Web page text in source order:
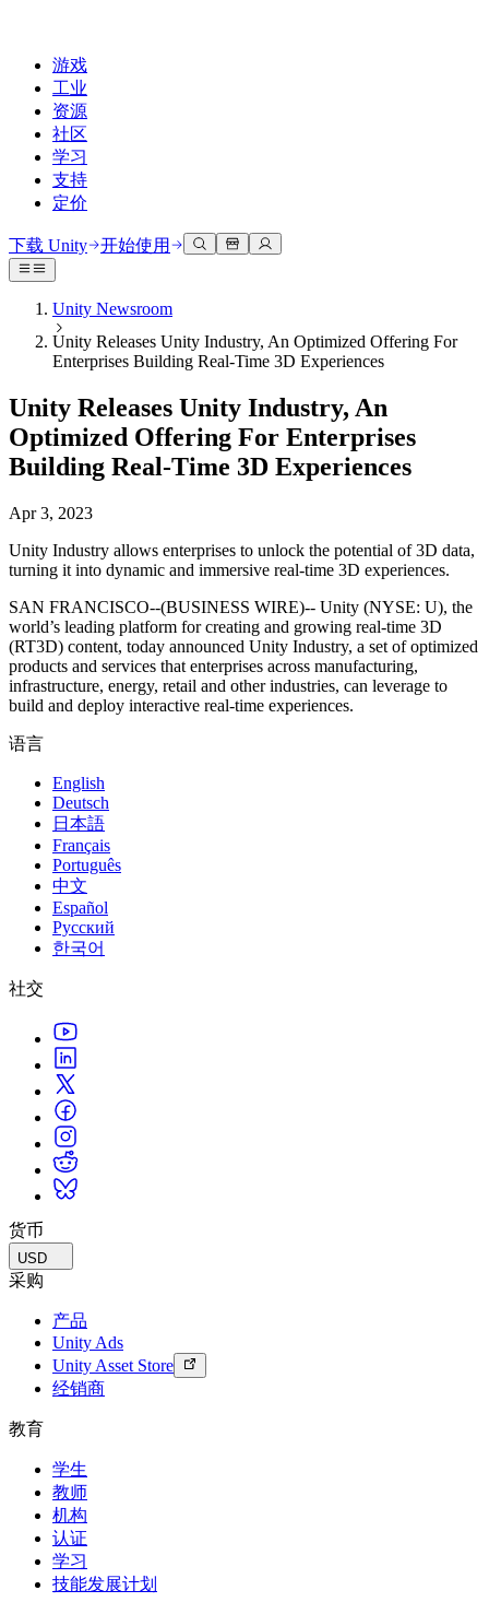
游戏
工业
资源
社区
学习
支持
定价
开发
Unity 引擎
为任何平台构建2D和3D游戏
协作
与团队协作并快速迭代
下载 Unity
计划和定价
部署
多平台
探索 Unity 支持的超过 25 个平台
游戏上线后的数据洞察与常态化运营
Grow
用户获取
被发现并获取移动用户
应用内购
管理跨门店和D2C渠道的IAP（应用内购买）
商业化
将玩家与合适的游戏连接
通过 Unity 投放广告
使用案例
移动游戏
独立游戏
小团队也能做出大游戏
XR 游戏
跨平台发布 XR 游戏
多人游戏
简化多人游戏开发
使用案例
3D协作
实时构建和审查3D项目
沉浸式培训
在沉浸式环境中培训
客户体验
创建互动3D体验
行业
制造业
实现运营卓越
将店内体验转化为在线体验
汽车
提升创新能力和车内体验
查看所有行业
技术库
文档
官方用户手册和API参考
开发者工具
发布版本和问题跟踪器
路线图
查看即将推出的功能
术语表
洞察
案例分析
真实成功案例
最佳实践指南
专家提示和技巧
演示
演示、示例和构建模块
所有资源
新增功能
博客
更新、信息和技术提示
新闻
社区中心
讨论
讨论、解决问题和连接
全球和本地活动
社区故事
Made with Unity
展示Unity创作者
加入开发者、创作者和内部人员
Unity奖项
庆祝全球的Unity创作者
适合每个级别
Unity Learn
免费掌握Unity技能
专业培训
通过Unity培训师提升您的团队
Unity新手
准备开始
开始您的学习
Unity基础路径
你是Unity 新手？开始您的旅程
可操作的技巧和最佳实践
教育
对于学生
开启您的职业生涯
对于教育者
增强您的教学
教育资助许可证
将Unity的力量带入您的机构
证明您的Unity精通
支持选项
获取帮助
帮助您在Unity中取得成功
成功计划
通过专家支持更快实现目标
常见问题解答
常见问题解答
与我们的团队联系
下载 Unity 开始使用
Unity Newsroom
Unity Releases Unity Industry, An Optimized Offering For
Enterprises Building Real-Time 3D Experiences
Unity Releases Unity Industry, An
Optimized Offering For Enterprises
Building Real-Time 3D Experiences
Apr 3, 2023
Unity Industry allows enterprises to unlock the potential of 3D data,
turning it into dynamic and immersive real-time 3D experiences.
SAN FRANCISCO--(BUSINESS WIRE)-- Unity (NYSE: U), the
world’s leading platform for creating and growing real-time 3D
(RT3D) content, today announced Unity Industry, a set of optimized
products and services that enterprises across manufacturing,
infrastructure, energy, retail and other industries, can leverage to
build and deploy interactive real-time experiences.
语言
English
Deutsch
日本語
Français
Português
中文
Español
Русский
한국어
社交
货币
USD
采购
产品
Unity Ads
Unity Asset Store
经销商
教育
学生
教师
机构
认证
学习
技能发展计划